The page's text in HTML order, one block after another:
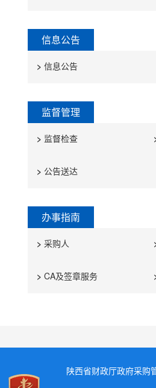
信息公告
> 信息公告
监督管理
> 监督检查
> 公告送达
办事指南
> 采购人
> CA及签章服务
陕西省财政厅政府采购